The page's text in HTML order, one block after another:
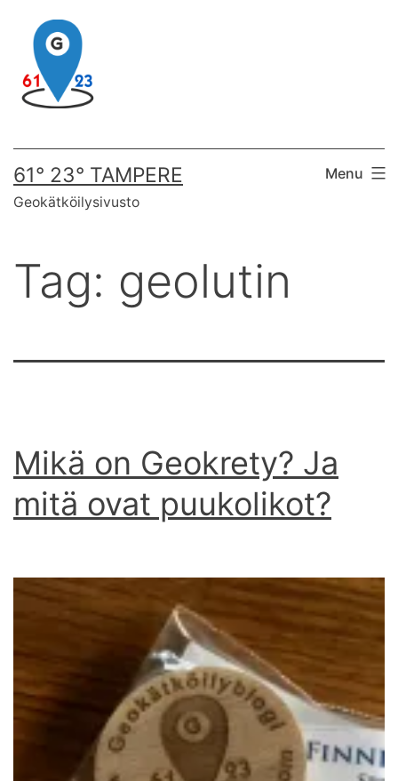
content
61° 23° TAMPERE
Geokätköilysivusto
Menu
Tag: geolutin
Mikä on Geokrety? Ja
mitä ovat puukolikot?